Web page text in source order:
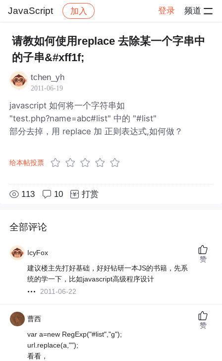
JavaScript 加入 登录 频道
社区 JavaScript 帖子详情
请教如何使用replace 去除某一个字串中
的子串&#xff1f;
tchen_yh
2011-06-19
javascript 如何将一个字符串如
"test.php?name=abc#list" 中的 "#list"
部分去掉，用 replace 加 正则表达式,如何做？
给本帖投票
113 10 打赏
全部评论
IcyFox
建议楼主先打好基础，好好钻研一本JS的书籍，先系
统的学一下，比如javascript高级程序设计
2011-06-22
赞
曹西
var a=new RegExp("#list","g");
url.replace(a,"");
看看，
赞